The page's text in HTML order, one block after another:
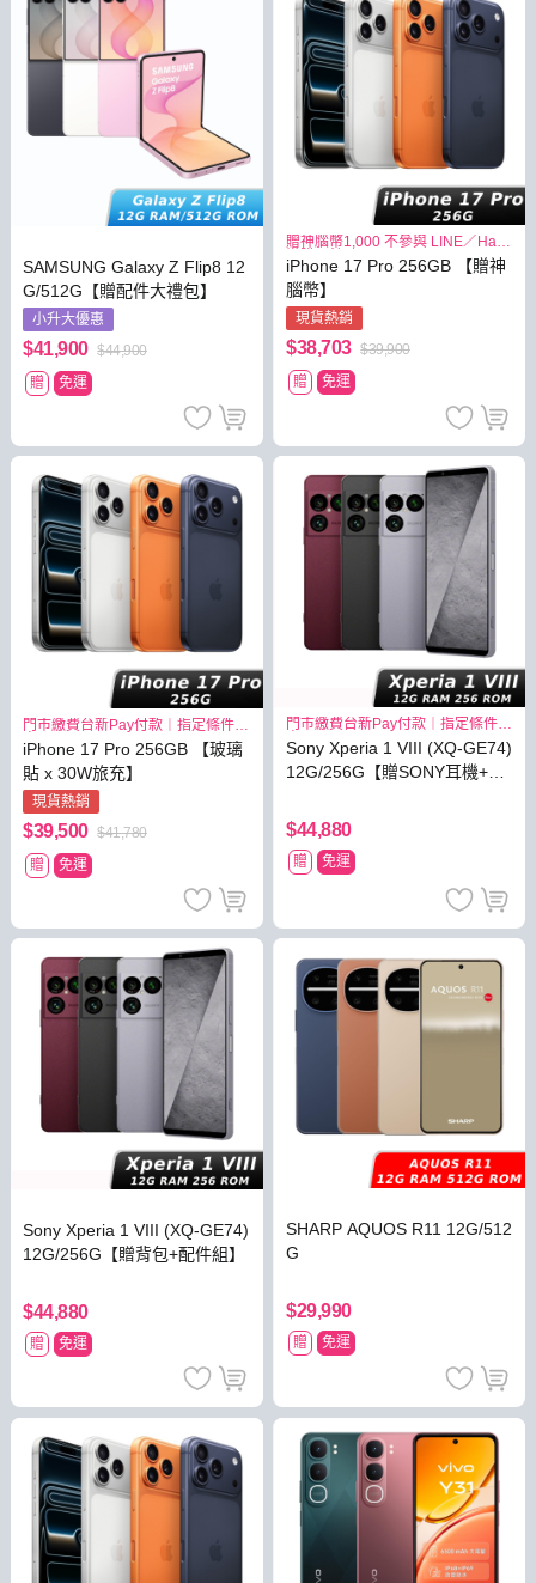
SAMSUNG Galaxy Z Flip8 12
G/512G【贈配件大禮包】
小升大優惠
$41,900 $44,900
贈
免運
贈神腦幣1,000 不參與 LINE／Hami
iPhone 17 Pro 256GB 【贈神
腦幣】
現貨熱銷
$38,703 $39,900
贈
免運
門市繳費台新Pay付款｜指定條件最
iPhone 17 Pro 256GB 【玻璃
貼 x 30W旅充】
現貨熱銷
$39,500 $41,780
贈
免運
門市繳費台新Pay付款｜指定條件最
Sony Xperia 1 VIII (XQ-GE74)
12G/256G【贈SONY耳機+原
$44,880
贈 免運
Sony Xperia 1 VIII (XQ-GE74)
12G/256G【贈背包+配件組】
$44,880
贈 免運
SHARP AQUOS R11 12G/512
G
$29,990
贈 免運